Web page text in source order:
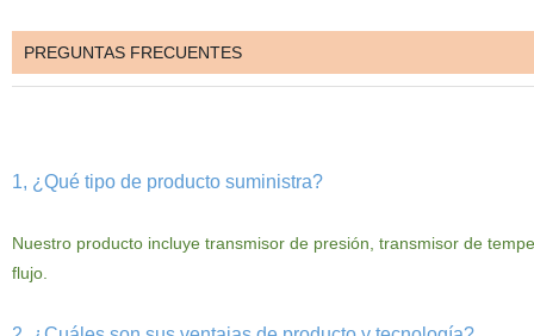
PREGUNTAS FRECUENTES
1, ¿Qué tipo de producto suministra?
Nuestroproductoincluyetransmisor de presión, transmisor de
flujo.